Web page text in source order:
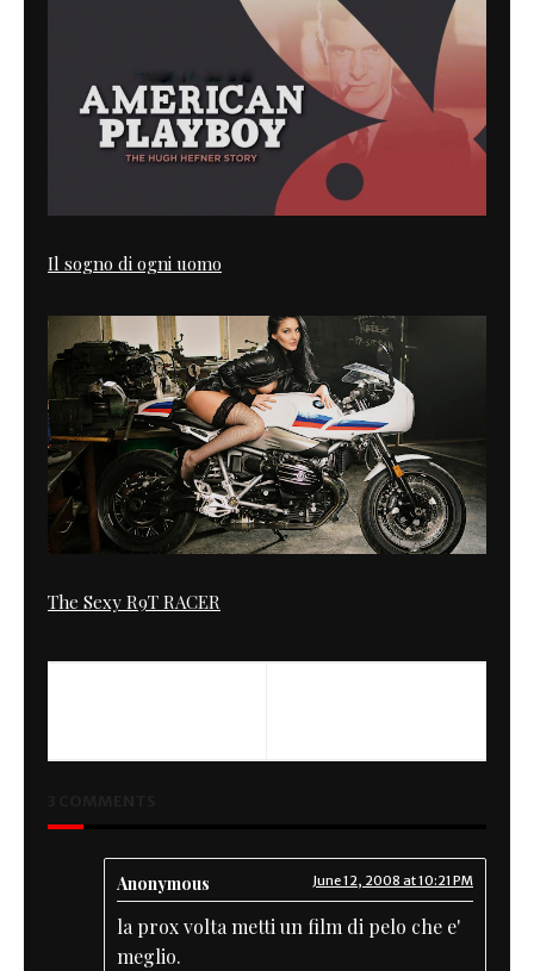
Il sogno di ogni uomo
The Sexy R9T RACER
Anonymous June 12, 2008 at 10:21 PM
la prox volta metti un film di pelo che e'
meglio.